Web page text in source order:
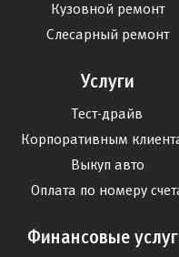
Кузовной ремонт
Слесарный ремонт
Услуги
Тест-драйв
Корпоративным
Выкуп авто
Оплата по номеру
Финансовые